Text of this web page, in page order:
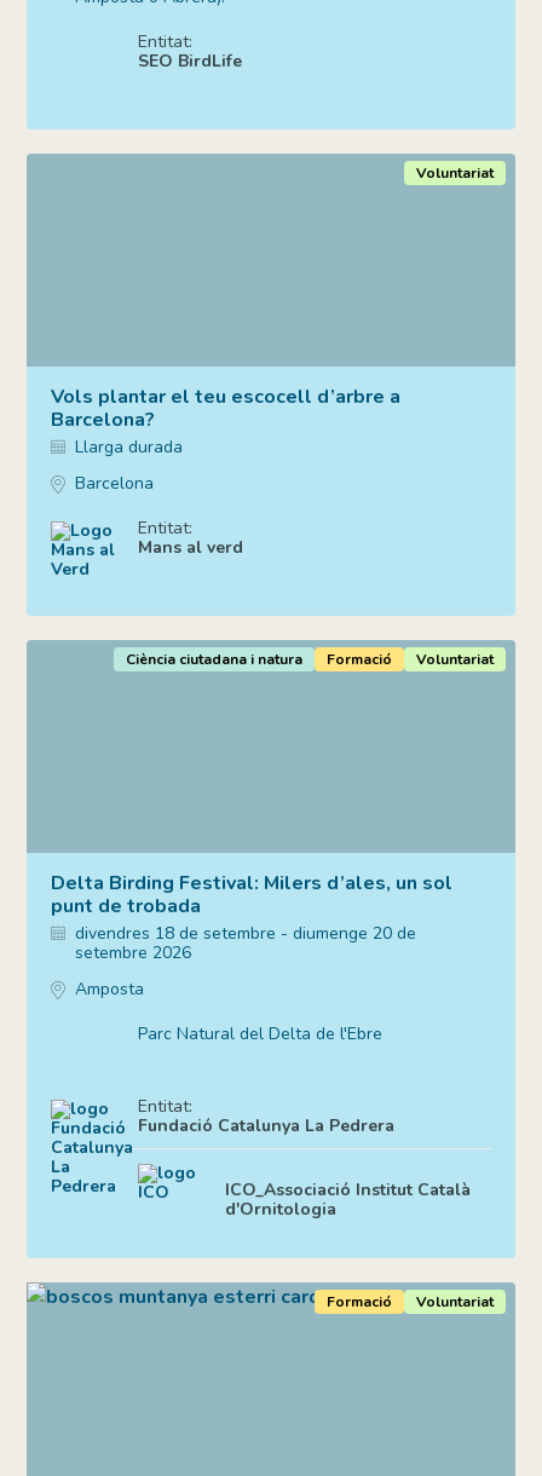
Entitat:
SEO BirdLife
Vols plantar el teu escocell d’arbre a
Barcelona?
Llarga durada
Barcelona
Voluntariat
Entitat:
Mans al verd
Delta Birding Festival: Milers d’ales, un sol
punt de trobada
divendres 18 de setembre - diumenge 20 de
setembre 2026
Amposta
Ciència ciutadana i natura Formació Voluntariat
Parc Natural del Delta de l'Ebre
Entitat:
Fundació Catalunya La Pedrera
ICO_Associació Institut Català
d'Ornitologia
Formació Voluntariat